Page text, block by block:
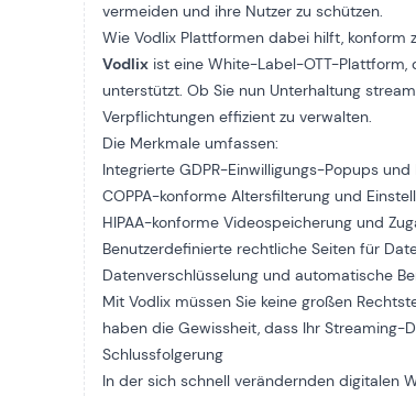
vermeiden und ihre Nutzer zu schützen.
Wie Vodlix Plattformen dabei hilft, konform
Vodlix ist eine White-Label-OTT-
unterstützt. Ob Sie nun Unterhaltung
Verpflichtungen effizient zu verwalten.
Die Merkmale umfassen:
Integrierte GDPR-Einwilligungs-Popups
COPPA-konforme Altersfilterung und
HIPAA-konforme Videospeicherung und
Benutzerdefinierte rechtliche Seiten für
Datenverschlüsselung und automatische
Mit Vodlix müssen Sie keine großen
haben die Gewissheit, dass Ihr
Schlussfolgerung
In der sich schnell verändernden digitalen